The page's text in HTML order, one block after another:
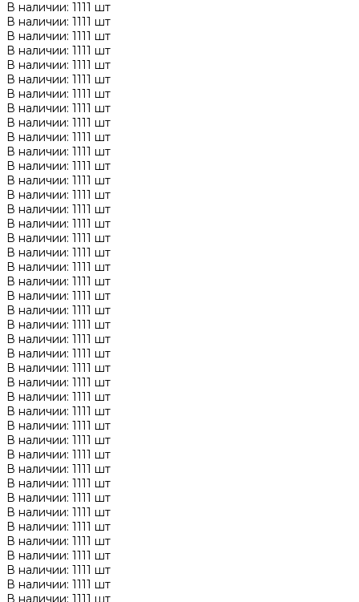
В наличии: 1111 шт
В наличии: 1111 шт
В наличии: 1111 шт
В наличии: 1111 шт
В наличии: 1111 шт
В наличии: 1111 шт
В наличии: 1111 шт
В наличии: 1111 шт
В наличии: 1111 шт
В наличии: 1111 шт
В наличии: 1111 шт
В наличии: 1111 шт
В наличии: 1111 шт
В наличии: 1111 шт
В наличии: 1111 шт
В наличии: 1111 шт
В наличии: 1111 шт
В наличии: 1111 шт
В наличии: 1111 шт
В наличии: 1111 шт
В наличии: 1111 шт
В наличии: 1111 шт
В наличии: 1111 шт
В наличии: 1111 шт
В наличии: 1111 шт
В наличии: 1111 шт
В наличии: 1111 шт
В наличии: 1111 шт
В наличии: 1111 шт
В наличии: 1111 шт
В наличии: 1111 шт
В наличии: 1111 шт
В наличии: 1111 шт
В наличии: 1111 шт
В наличии: 1111 шт
В наличии: 1111 шт
В наличии: 1111 шт
В наличии: 1111 шт
В наличии: 1111 шт
В наличии: 1111 шт
В наличии: 1111 шт
В наличии: 1111 шт